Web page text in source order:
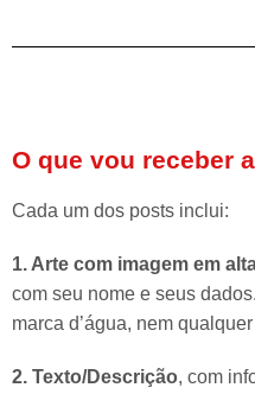
O que vou receber
Cada um dos posts inclui:
1. Arte com imagem em
com seu nome e seus
marca d’água, nem
2. Texto/Descrição, com